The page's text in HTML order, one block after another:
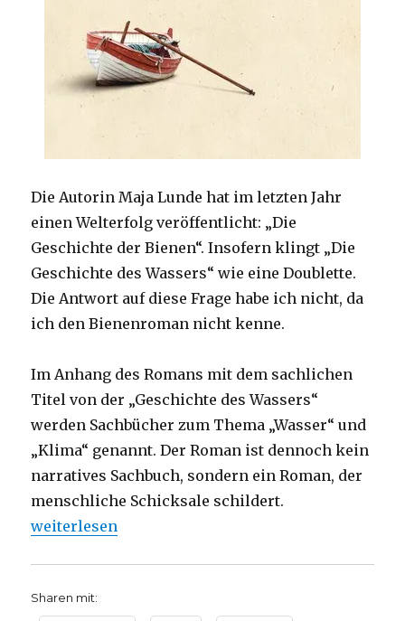
Die Autorin Maja Lunde hat im letzten Jahr
einen Welterfolg veröffentlicht: „Die
Geschichte der Bienen“. Insofern klingt „Die
Geschichte des Wassers“ wie eine Doublette.
Die Antwort auf diese Frage habe ich nicht, da
ich den Bienenroman nicht kenne.
Im Anhang des Romans mit dem sachlichen
Titel von der „Geschichte des Wassers“
werden Sachbücher zum Thema „Wasser“ und
„Klima“ genannt. Der Roman ist dennoch kein
narratives Sachbuch, sondern ein Roman, der
menschliche Schicksale schildert.
„Ohne Wasser kein Leben, Rezension von
weiterlesen
Sharen mit: